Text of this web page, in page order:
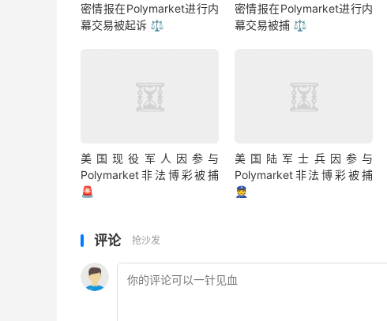
密情报在Polymarket进行内
幕交易被起诉 ⚖️
密情报在Polymarket进行内
幕交易被捕 ⚖️
美国现役军人因参与
Polymarket非法博彩被捕
🚨
美国陆军士兵因参与
Polymarket非法博彩被捕
👮
评论 抢沙发